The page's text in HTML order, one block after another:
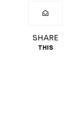
SHARE
THIS